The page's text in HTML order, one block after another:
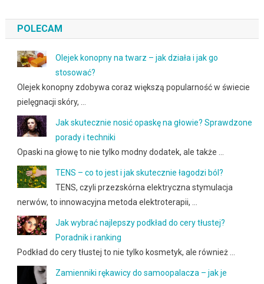
POLECAM
Olejek konopny na twarz – jak działa i jak go
stosować?
Olejek konopny zdobywa coraz większą popularność w świecie
pielęgnacji skóry, …
Jak skutecznie nosić opaskę na głowie? Sprawdzone
porady i techniki
Opaski na głowę to nie tylko modny dodatek, ale także …
TENS – co to jest i jak skutecznie łagodzi ból?
TENS, czyli przezskórna elektryczna stymulacja
nerwów, to innowacyjna metoda elektroterapii, …
Jak wybrać najlepszy podkład do cery tłustej?
Poradnik i ranking
Podkład do cery tłustej to nie tylko kosmetyk, ale również …
Zamienniki rękawicy do samoopalacza – jak je